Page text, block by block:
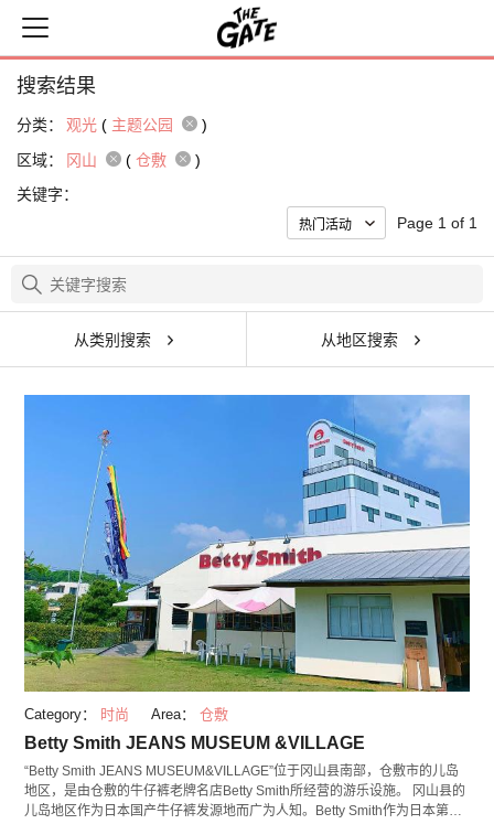
搜索结果
分类： 观光 ( 主题公园
)
区域：
冈山 ( 仓敷
)
关键字：
Page 1 of 1
从类别搜索 从地区搜索
Category： 时尚 Area： 仓敷
Betty Smith JEANS MUSEUM &VILLAGE
“Betty Smith JEANS MUSEUM&VILLAGE”位于冈山县南部，仓敷市的儿岛
地区，是由仓敷的牛仔裤老牌名店Betty Smith所经营的游乐设施。 冈山县的
儿岛地区作为日本国产牛仔裤发源地而广为人知。Betty Smith作为日本第一